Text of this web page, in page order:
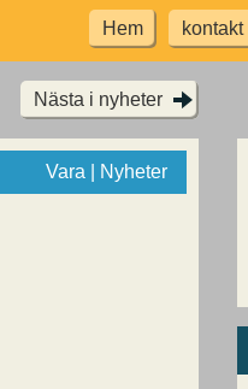
Hem kontakt
Nästa i nyheter
Vara | Nyheter